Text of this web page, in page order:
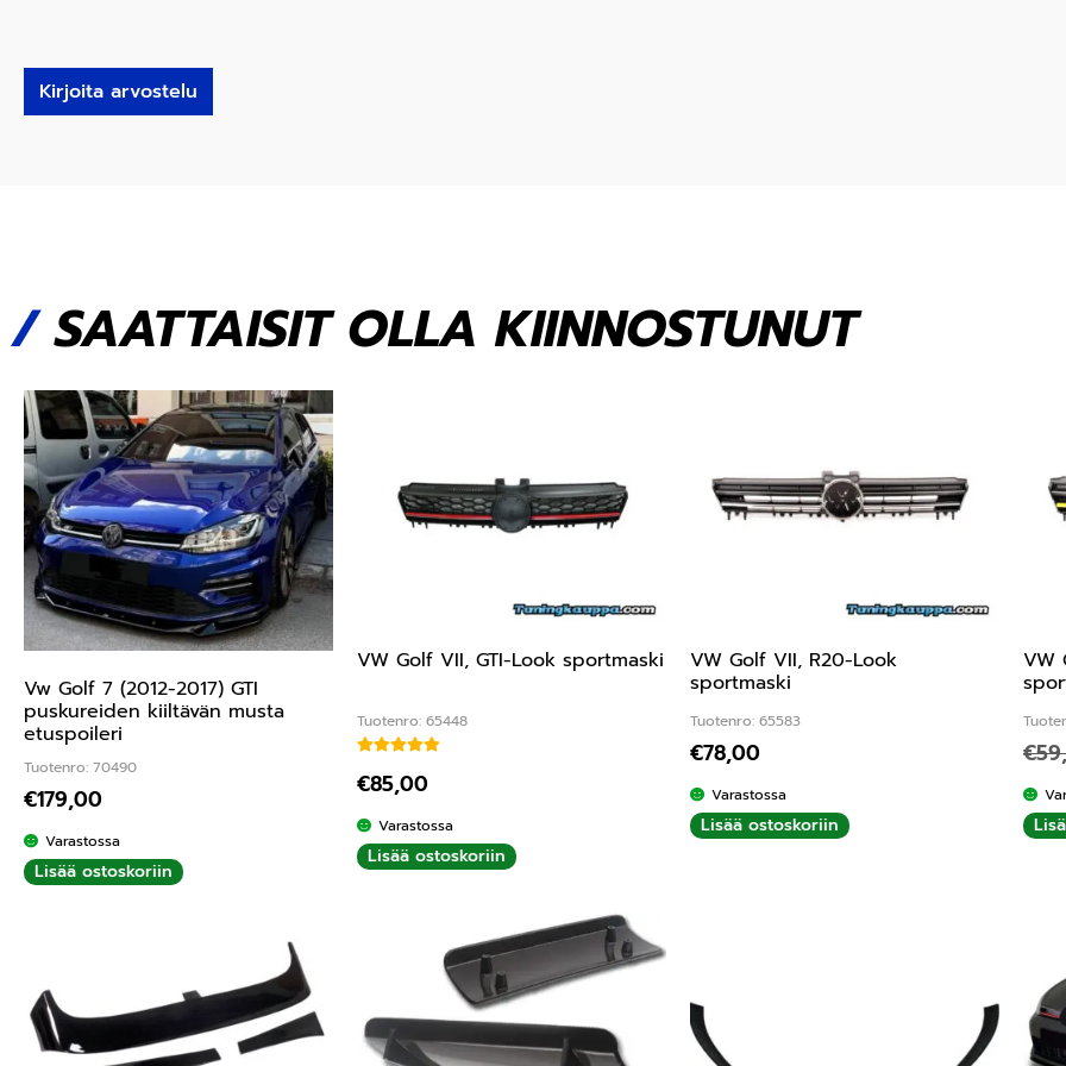
Kirjoita arvostelu
/SAATTAISIT OLLA KIINNOSTUNUT
Vw Golf 7 (2012-2017) GTI
puskureiden kiiltävän musta
etuspoileri
Tuotenro: 70490
€179,00
Varastossa
Lisää ostoskoriin
VW Golf VII, GTI-Look sportmaski
Tuotenro: 65448
€85,00
Varastossa
Lisää ostoskoriin
VW Golf VII, R20-Look
sportmaski
Tuotenro: 65583
€78,00
Varastossa
Lisää ostoskoriin
VW
€